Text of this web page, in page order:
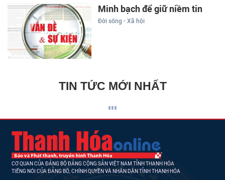
Minh bạch để giữ niềm tin
Đời sống - Xã hội
TIN TỨC MỚI NHẤT
CƠ QUAN CỦA ĐẢNG BỘ ĐẢNG CỘNG SẢN VIỆT NAM TỈNH THANH HÓA
TIẾNG NÓI CỦA ĐẢNG BỘ, CHÍNH QUYỀN VÀ NHÂN DÂN TỈNH THANH HÓA